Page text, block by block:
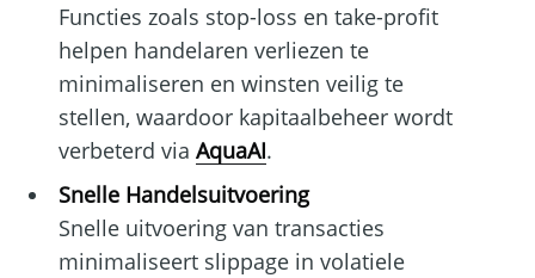
Functies zoals stop-loss en take-profit
helpen handelaren verliezen te
minimaliseren en winsten veilig te
stellen, waardoor kapitaalbeheer wordt
verbeterd via AquaAI.
Snelle Handelsuitvoering
Snelle uitvoering van transacties
minimaliseert slippage in volatiele